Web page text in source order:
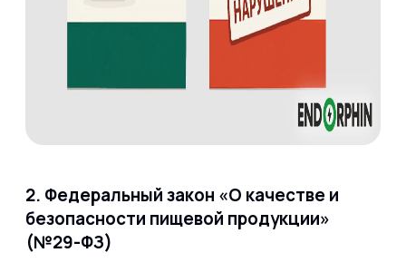
2. Федеральный закон «О качестве и
безопасности пищевой продукции»
(№29-ФЗ)